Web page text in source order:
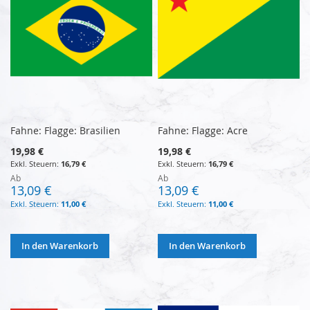
Fahne: Flagge: Brasilien
19,98 €
16,79 €
Ab
13,09 €
11,00 €
In den Warenkorb
Fahne: Flagge: Acre
19,98 €
16,79 €
Ab
13,09 €
11,00 €
In den Warenkorb